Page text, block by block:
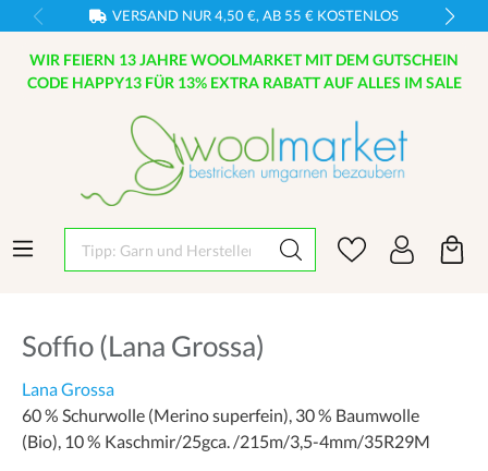
VERSAND NUR 4,50 €, AB 55 € KOSTENLOS
WIR FEIERN 13 JAHRE WOOLMARKET MIT DEM GUTSCHEIN
CODE HAPPY13 FÜR 13% EXTRA RABATT AUF ALLES IM SALE
Tipp: Garn und Hersteller eingeben
Soffio (Lana Grossa)
Lana Grossa
60 % Schurwolle (Merino superfein), 30 % Baumwolle
(Bio), 10 % Kaschmir/25gca. /215m/3,5-4mm/35R29M